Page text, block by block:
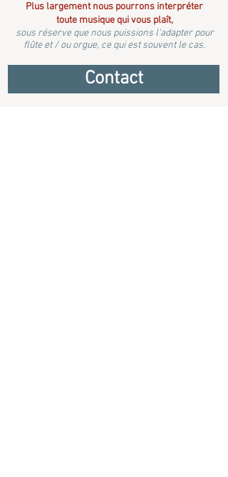
Plus largement nous pourrons interpréter
toute musique qui vous plaît,
sous réserve que nous puissions l'adapter pour
flûte et / ou orgue, ce qui est souvent le cas.
Contact